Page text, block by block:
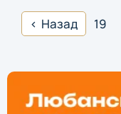
Назад 19